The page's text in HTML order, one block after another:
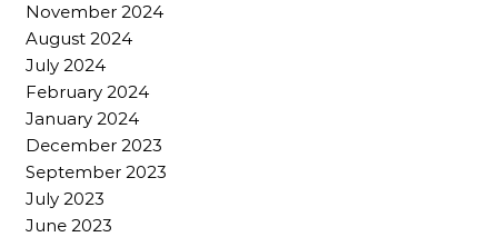
November 2024
August 2024
July 2024
February 2024
January 2024
December 2023
September 2023
July 2023
June 2023